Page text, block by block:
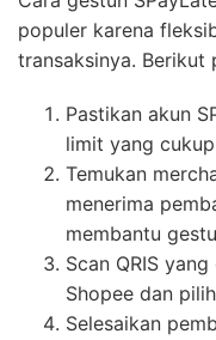
populer karena
transaksinya. Berikut
Pastikan akun
limit yang
Temukan
menerima
membantu
Scan QRIS
Shopee dan
Selesaikan